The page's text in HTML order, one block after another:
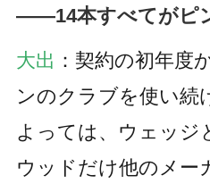
――14本すべてがピ
大出 ：契約の初年度
ンのクラブを使い続
よっては、ウェッジ
ウッドだけ他のメー